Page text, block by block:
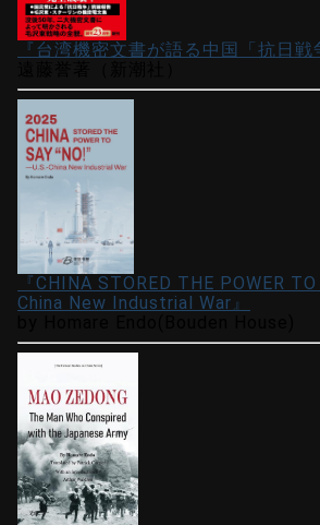
『台湾機密文書が語る中国「抗日戦
『CHINA STORED THE POWER
China New Industrial War』